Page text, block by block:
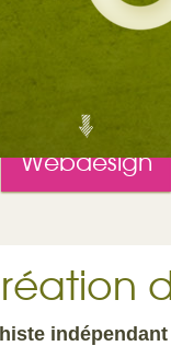
Webdesign
indépendant